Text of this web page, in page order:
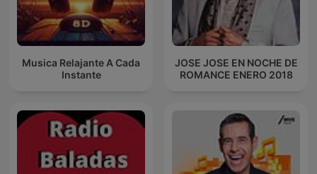
Musica Relajante A Cada
Instante
JOSE JOSE EN NOCHE DE
ROMANCE ENERO 2018